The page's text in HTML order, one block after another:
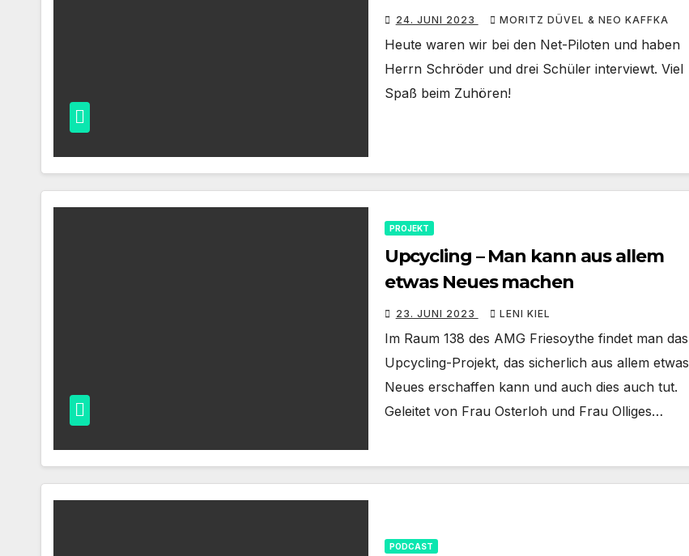
24. JUNI 2023 MORITZ DÜVEL & NEO KAFFKA
Heute waren wir bei den Net-Piloten und haben
Herrn Schröder und drei Schüler interviewt. Viel
Spaß beim Zuhören!
PROJEKT
Upcycling – Man kann aus allem
etwas Neues machen
23. JUNI 2023 LENI KIEL
Im Raum 138 des AMG Friesoythe findet man das
Upcycling-Projekt, das sicherlich aus allem etwas
Neues erschaffen kann und auch dies auch tut.
Geleitet von Frau Osterloh und Frau Olliges…
PODCAST